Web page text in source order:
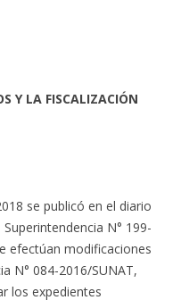
Y LA FISCALIZACIÓN
se publicó en el diario
N° 199-
efectúan modificaciones
N° 084-2016/SUNAT,
los expedientes